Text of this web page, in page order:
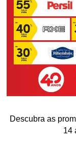
Descubra as
14